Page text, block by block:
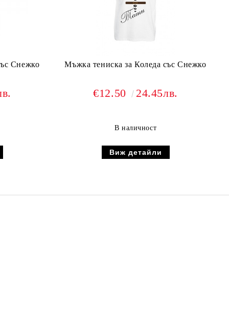
Снежко Мъжка тениска за Коледа със Снежко
€12.50 24.45лв.
В наличност
Виж детайли